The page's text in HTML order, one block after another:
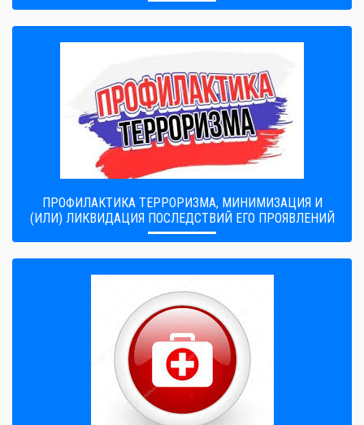
ПРОФИЛАКТИКА ТЕРРОРИЗМА, МИНИМИЗАЦИЯ И
(ИЛИ) ЛИКВИДАЦИЯ ПОСЛЕДСТВИЙ ЕГО ПРОЯВЛЕНИЙ